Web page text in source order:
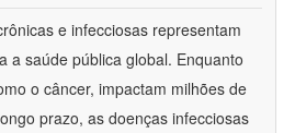
e infecciosas representam
a saúde pública global. Enquanto
o câncer, impactam milhões de
prazo, as doenças infecciosas